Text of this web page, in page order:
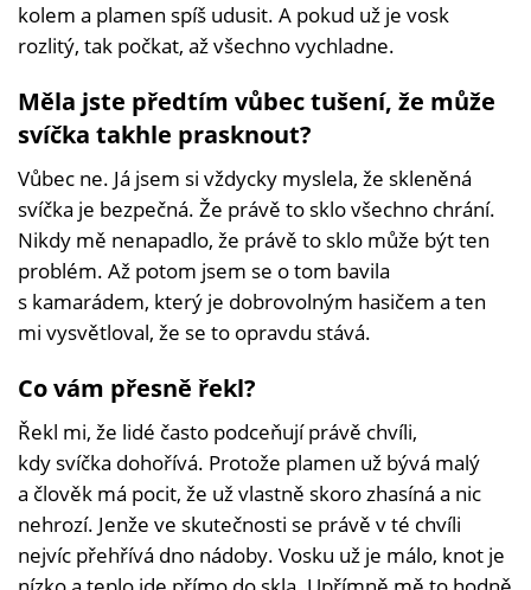
kolem a plamen spíš udusit. A pokud už je vosk
rozlitý, tak počkat, až všechno vychladne.
Měla jste předtím vůbec tušení, že může
svíčka takhle prasknout?
Vůbec ne. Já jsem si vždycky myslela, že skleněná
svíčka je bezpečná. Že právě to sklo všechno chrání.
Nikdy mě nenapadlo, že právě to sklo může být ten
problém. Až potom jsem se o tom bavila
s kamarádem, který je dobrovolným hasičem a ten
mi vysvětloval, že se to opravdu stává.
Co vám přesně řekl?
Řekl mi, že lidé často podceňují právě chvíli,
kdy svíčka dohořívá. Protože plamen už bývá malý
a člověk má pocit, že už vlastně skoro zhasíná a nic
nehrozí. Jenže ve skutečnosti se právě v té chvíli
nejvíc přehřívá dno nádoby. Vosku už je málo, knot je